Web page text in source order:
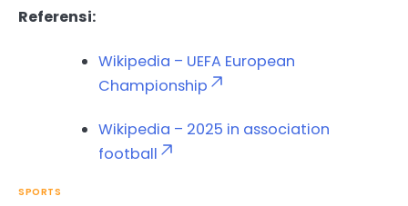
Referensi:
Wikipedia – UEFA European
Championship
Wikipedia – 2025 in association
football
SPORTS